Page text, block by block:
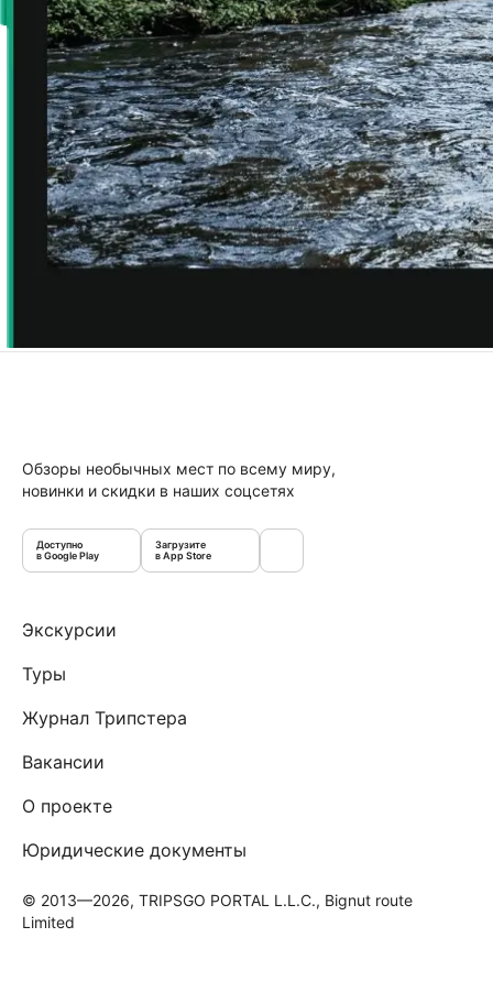
Обзоры необычных мест по всему миру,
новинки и скидки в наших соцсетях
Доступно
в Google Play
Загрузите
в App Store
Экскурсии
Туры
Журнал Трипстера
Вакансии
О проекте
Юридические документы
© 2013—2026, TRIPSGO PORTAL L.L.C., Bignut route
Limited